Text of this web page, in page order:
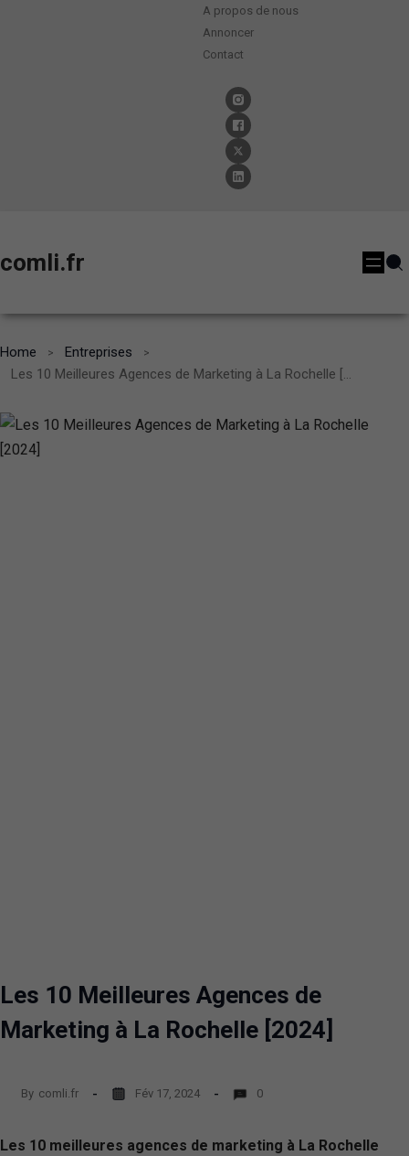
A propos de nous
Annoncer
Contact
comli.fr
Home
Entreprises
Les 10 Meilleures Agences de Marketing à La Rochelle [2024]
Les 10 Meilleures Agences de
Marketing à La Rochelle [2024]
By comli.fr Fév 17, 2024 0
Les 10 meilleures agences de marketing à La Rochelle